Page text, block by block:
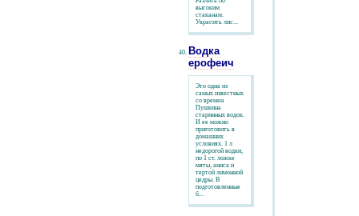
высоким
стаканам.
Украсить лис...
Водка
ерофеич
Это одна из
самых известных
со времен
Пушкина
старинных водок.
И ее можно
приготовить в
домашних
условиях. 1 л
недорогой водки,
по 1 ст. ложке
мяты, аниса и
тертой лимонной
цедры. В
подготовленные
б...